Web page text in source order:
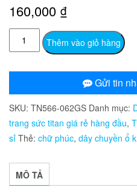
160,000 ₫
TN566
Dây
khóa
trường
thọ
chữ
số
lượng
Thêm vào giỏ hàng
Gửi tin
SKU: TN566-062GS Danh mục:
trang sức titan giá rẻ hàng đầu,
sỉ Thẻ: chữ phúc, dây chuyền ổ
MÔ TẢ